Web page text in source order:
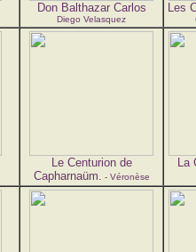
Don Balthazar Carlos
Diego Velasquez
Les
Le Centurion de
Capharnaüm. - Véronèse
La